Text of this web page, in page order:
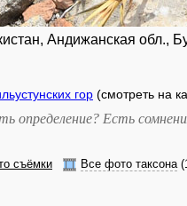
Андижанская обл.,
гор (смотреть на
Есть
съёмки Все фото таксона